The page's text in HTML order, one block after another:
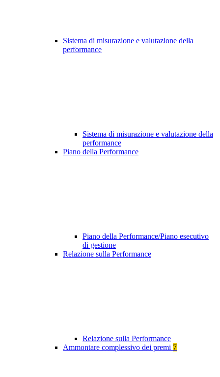
Sistema di misurazione e valutazione della
performance
Sistema di misurazione e valutazione della
performance
Piano della Performance
Piano della Performance/Piano esecutivo
di gestione
Relazione sulla Performance
Relazione sulla Performance
Ammontare complessivo dei premi 7